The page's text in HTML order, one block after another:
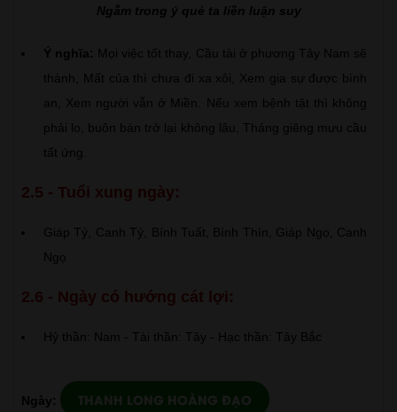
Ngẫm trong ý quẻ ta liền luận suy
Ý nghĩa: Mọi việc tốt thay, Cầu tài ở phương Tây Nam sẽ
thành, Mất của thì chưa đi xa xôi, Xem gia sự được bình
an, Xem người vẫn ở Miền. Nếu xem bệnh tật thì không
phải lo, buôn bán trở lại không lâu, Tháng giêng mưu cầu
tất ứng.
2.5 - Tuổi xung ngày:
Giáp Tý, Canh Tý, Bính Tuất, Bính Thìn, Giáp Ngọ, Canh
Ngọ
2.6 - Ngày có hướng cát lợi:
Hỷ thần: Nam - Tài thần: Tây - Hạc thần: Tây Bắc
Ngày: THANH LONG HOÀNG ĐẠO